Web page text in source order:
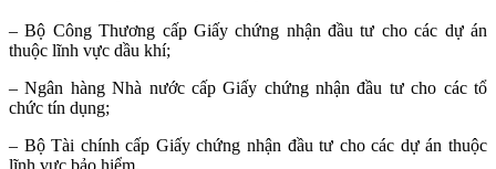
– Bộ Công Thương cấp Giấy chứng nhận đầu tư cho các dự án
thuộc lĩnh vực dầu khí;
– Ngân hàng Nhà nước cấp Giấy chứng nhận đầu tư cho các tổ
chức tín dụng;
– Bộ Tài chính cấp Giấy chứng nhận đầu tư cho các dự án thuộc
lĩnh vực bảo hiểm.